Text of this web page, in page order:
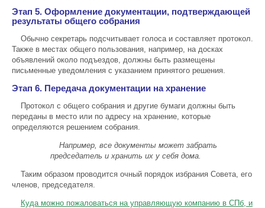
Этап 5. Оформление документации, подтверждающей
результаты общего собрания
Обычно секретарь подсчитывает голоса и составляет протокол.
Также в местах общего пользования, например, на досках
объявлений около подъездов, должны быть размещены
письменные уведомления с указанием принятого решения.
Этап 6. Передача документации на хранение
Протокол с общего собрания и другие бумаги должны быть
переданы в место или по адресу на хранение, которые
определяются решением собрания.
Например, все документы может забрать
председатель и хранить их у себя дома.
Таким образом проводится очный порядок избрания Совета, его
членов, председателя.
Куда можно пожаловаться на управляющую компанию в СПб, и